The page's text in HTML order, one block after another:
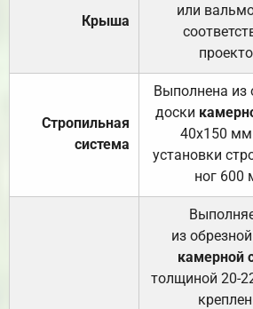
Крыша
или
Стропильная
система
Выполнена из
доски
40х150
установки
ног 600
из
камерной
толщиной 20-